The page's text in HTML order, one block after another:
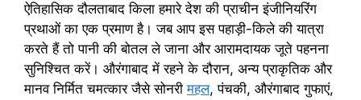
ऐतिहासिक दौलताबाद किला हमारे देश की प्राचीन इंजीनियरिंग
प्रथाओं का एक प्रमाण है। जब आप इस पहाड़ी-किले की यात्रा
करते हैं तो पानी की बोतल ले जाना और आरामदायक जूते पहनना
सुनिश्चित करें। औरंगाबाद में रहने के दौरान, अन्य प्राकृतिक और
मानव निर्मित चमत्कार जैसे सोनरीमहल, पंचकी, औरंगाबाद गुफाएं,